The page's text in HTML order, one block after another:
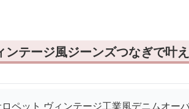
ンテージ風ジーンズつなぎで叶